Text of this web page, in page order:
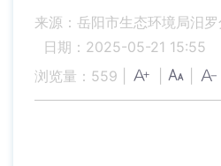
来源：岳阳市生态环境局汨
日期：2025-05-21 15:55
浏览量： 559